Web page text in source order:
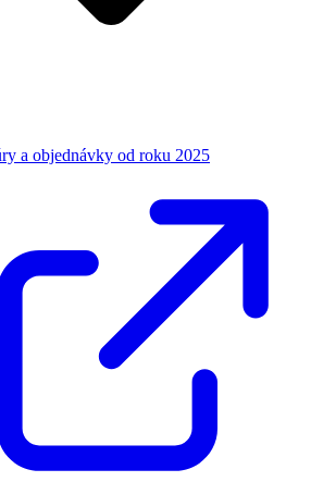
a objednávky od roku 2025